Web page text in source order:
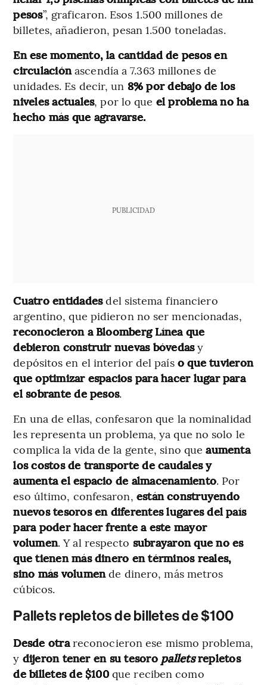
pesos”, graficaron. Esos 1.500 millones de
billetes, añadieron, pesan 1.500 toneladas.
En ese momento, la cantidad de pesos en
circulaciónascendía a 7.363 millones de
unidades. Es decir, un 8% por debajo de los
niveles actuales, por lo que el problema no ha
hecho más que agravarse.
PUBLICIDAD
Cuatro entidadesdel sistema financiero
argentino, que pidieron no ser mencionadas,
reconocieron a Bloomberg Línea que
debieron construir nuevas bóvedasy
depósitos en el interior del país o que tuvieron
que optimizar espacios para hacer lugar para
el sobrante de pesos.
En una de ellas, confesaron que la nominalidad
les representa un problema, ya que no solo le
complica la vida de la gente, sino queaumenta
los costos de transporte de caudales y
aumenta el espacio de almacenamiento. Por
eso último, confesaron, están construyendo
nuevos tesoros en diferentes lugares del país
para poder hacer frente a este mayor
volumen. Y al respecto subrayaron que no es
que tienen más dinero en términos reales,
sino más volumende dinero, más metros
cúbicos.
Pallets repletos de billetes de $100
Desde otrareconocieron ese mismo problema,
y dijeron tener en su tesoro palletsrepletos
de billetes de $100que reciben como